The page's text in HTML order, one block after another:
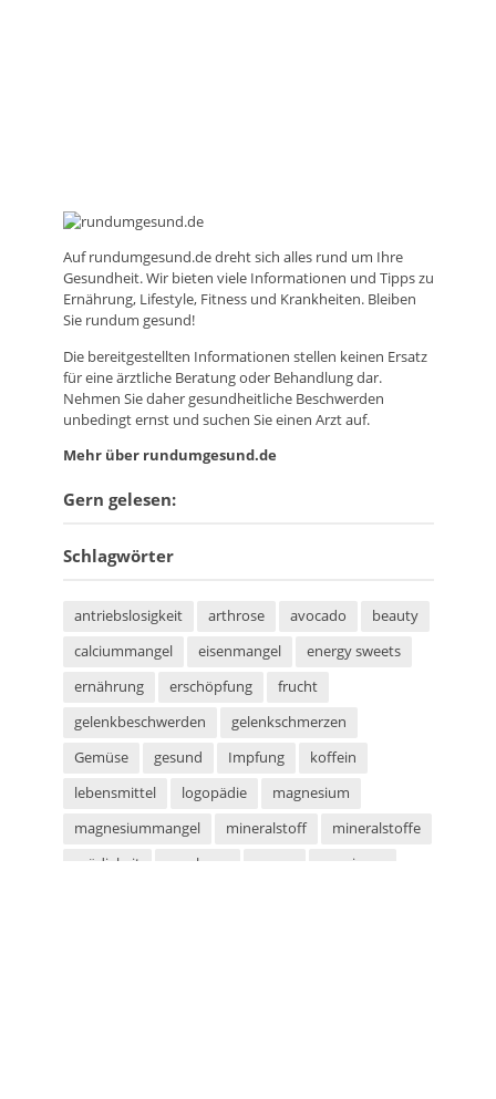
Aufrundumgesund.dedreht sich alles rund um Ihre
Gesundheit. Wir bieten viele Informationen und Tipps zu
Ernährung, Lifestyle, Fitness und Krankheiten. Bleiben
Sie rundum gesund!
Die bereitgestellten Informationen stellen keinen Ersatz
für eine ärztliche Beratung oder Behandlung dar.
Nehmen Sie daher gesundheitliche Beschwerden
unbedingt ernst und suchen Sie einen Arzt auf.
Mehr über rundumgesund.de
Gern gelesen:
Schlagwörter
antriebslosigkeit arthrose avocado
beauty
calciummangel
eisenmangel
energy sweets
ernährung
erschöpfung
frucht
gelenkbeschwerden
gelenkschmerzen
Gemüse
gesund Impfung
koffein
lebensmittel
logopädie
magnesium
magnesiummangel
mineralstoff
mineralstoffe
müdigkeit
parabene
saunieren